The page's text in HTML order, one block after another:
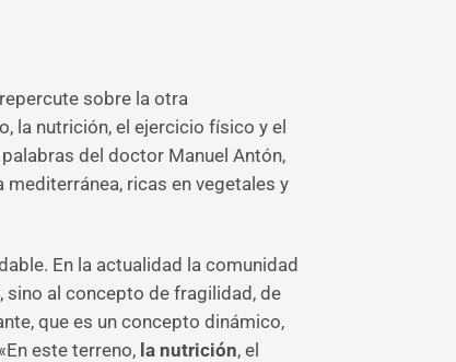
sobre la otra
la nutrición, el ejercicio físico y el
del doctor Manuel Antón,
ricas en vegetales y
En la actualidad la comunidad
sino al concepto de fragilidad, de
que es un concepto dinámico,
este terreno, la nutrición, el